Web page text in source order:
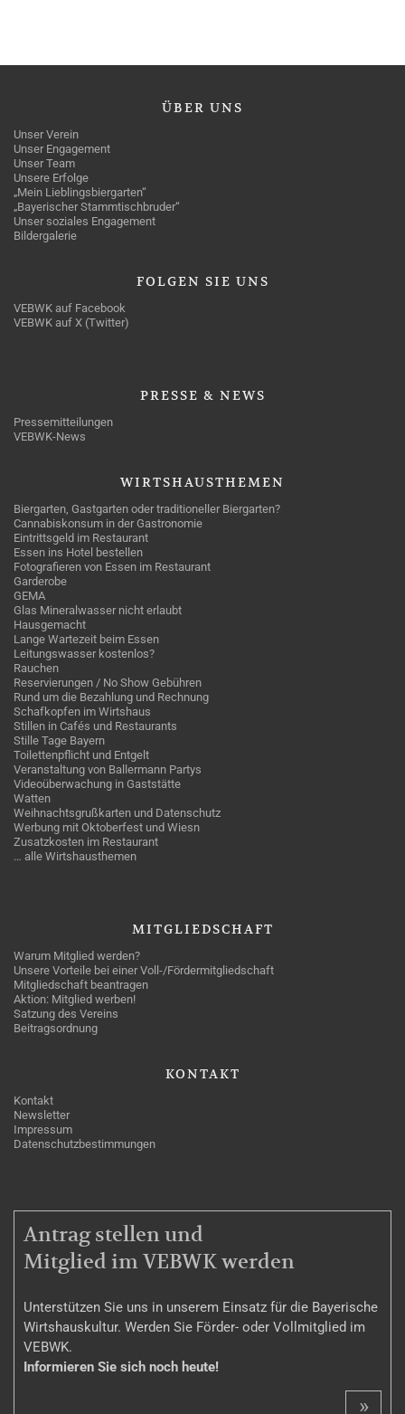
ÜBER UNS
Unser Verein
Unser Engagement
Unser Team
Unsere Erfolge
„Mein Lieblingsbiergarten“
„Bayerischer Stammtischbruder“
Unser soziales Engagement
Bildergalerie
FOLGEN SIE UNS
VEBWK auf Facebook
VEBWK auf X (Twitter)
PRESSE & NEWS
Pressemitteilungen
VEBWK-News
WIRTSHAUSTHEMEN
Biergarten, Gastgarten oder traditioneller Biergarten?
Cannabiskonsum in der Gastronomie
Eintrittsgeld im Restaurant
Essen ins Hotel bestellen
Fotografieren von Essen im Restaurant
Garderobe
GEMA
Glas Mineralwasser nicht erlaubt
Hausgemacht
Lange Wartezeit beim Essen
Leitungswasser kostenlos?
Rauchen
Reservierungen / No Show Gebühren
Rund um die Bezahlung und Rechnung
Schafkopfen im Wirtshaus
Stillen in Cafés und Restaurants
Stille Tage Bayern
Toilettenpflicht und Entgelt
Veranstaltung von Ballermann Partys
Videoüberwachung in Gaststätte
Watten
Weihnachtsgrußkarten und Datenschutz
Werbung mit Oktoberfest und Wiesn
Zusatzkosten im Restaurant
… alle Wirtshausthemen
MITGLIEDSCHAFT
Warum Mitglied werden?
Unsere Vorteile bei einer Voll-/Fördermitgliedschaft
Mitgliedschaft beantragen
Aktion: Mitglied werben!
Satzung des Vereins
Beitragsordnung
KONTAKT
Kontakt
Newsletter
Impressum
Datenschutzbestimmungen
MITGLIEDSCHAFT
Antrag stellen und
Mitglied im VEBWK werden
Unterstützen Sie uns in unserem Einsatz für die Bayerische
Wirtshauskultur. Werden Sie Förder- oder Vollmitglied im
VEBWK.
Informieren Sie sich noch heute!
»